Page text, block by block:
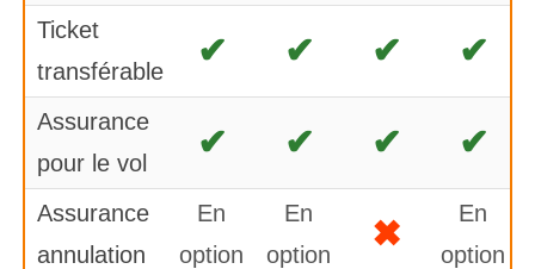
Ticket
transférable
✔ ✔ ✔ ✔
Assurance
pour le vol
✔ ✔ ✔ ✔
Assurance
annulation
En
option
En
option
✖
En
option